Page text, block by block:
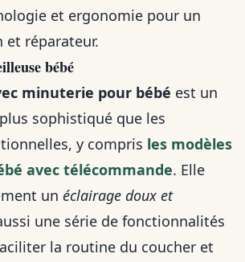
et ergonomie pour un
et réparateur.
bébé
minuterie pour bébé est un
sophistiqué que les
y compris les modèles
avec télécommande. Elle
un éclairage doux et
une série de fonctionnalités
la routine du coucher et